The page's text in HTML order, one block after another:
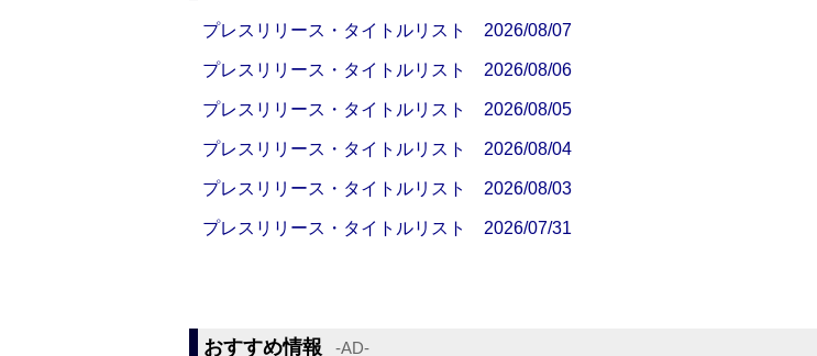
プレスリリース・タイトルリスト 2026/08/07
プレスリリース・タイトルリスト 2026/08/06
プレスリリース・タイトルリスト 2026/08/05
プレスリリース・タイトルリスト 2026/08/04
プレスリリース・タイトルリスト 2026/08/03
プレスリリース・タイトルリスト 2026/07/31
おすすめ情報 ‐AD‐